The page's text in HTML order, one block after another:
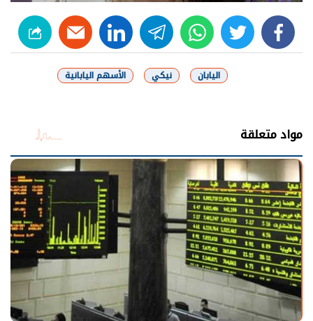
facebook
twitter
whats
telegram
linkedin
اليابان نيكي الأسهم اليابانية
مواد متعلقة